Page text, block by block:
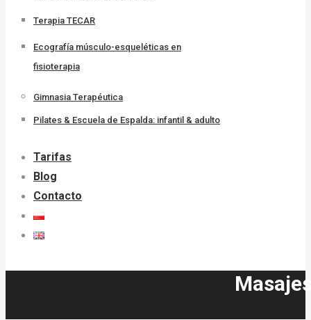
Terapia TECAR
Ecografía músculo-esqueléticas en
fisioterapia
Gimnasia Terapéutica
Pilates & Escuela de Espalda: infantil & adulto
Tarifas
Blog
Contacto